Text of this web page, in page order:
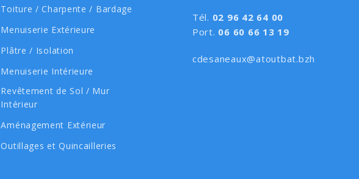
Toiture / Charpente / Bardage
Menuiserie Extérieure
Plâtre / Isolation
Menuiserie Intérieure
Revêtement de Sol / Mur
Intérieur
Aménagement Extérieur
Outillages et Quincailleries
Tél. 02 96 42 64 00
Port. 06 60 66 13 19
cdesaneaux@atoutbat.bzh